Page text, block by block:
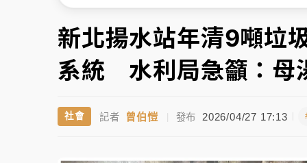
故宮《龍藏經》特展第2檔！今線上預約開
台東農業處長涉圖利渡假村！東檢抗告成功
女律師陳昱瑄詐慈濟10億！黃金158kg遭查
▲
▼
新北揚水站年清9噸垃
系統 水利局急籲：母
社會 記者 曾伯愷 | 發布 2026/04/27 17:13